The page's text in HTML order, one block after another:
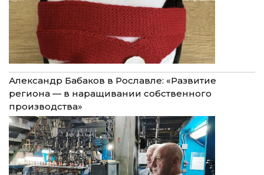
Александр Бабаков в Рославле: «Развитие
региона — в наращивании собственного
производства»